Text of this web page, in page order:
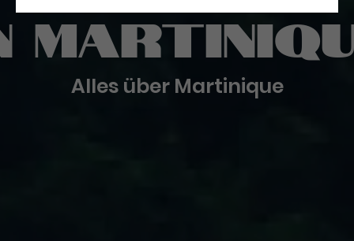
Alles über Martinique